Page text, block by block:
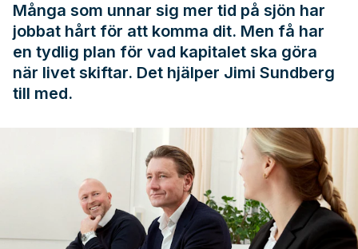
Många som unnar sig mer tid på sjön har
jobbat hårt för att komma dit. Men få har
en tydlig plan för vad kapitalet ska göra
när livet skiftar. Det hjälper Jimi Sundberg
till med.